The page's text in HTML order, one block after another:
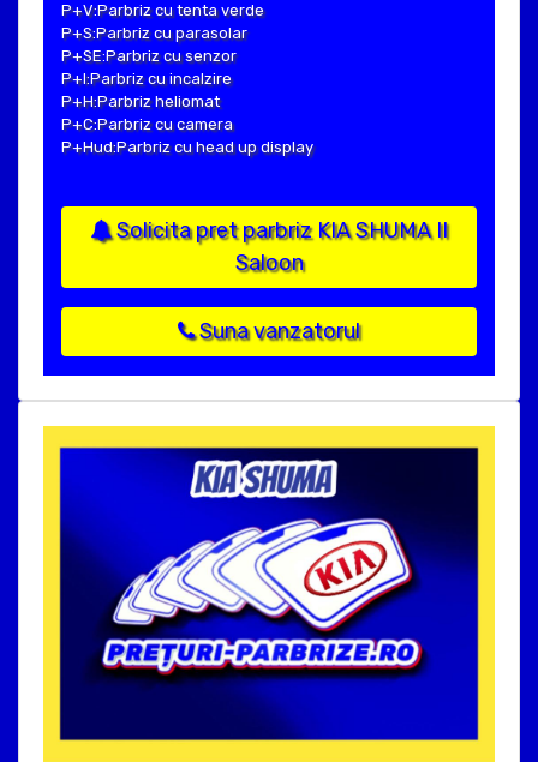
P+V:Parbriz cu tenta verde
P+S:Parbriz cu parasolar
P+SE:Parbriz cu senzor
P+I:Parbriz cu incalzire
P+H:Parbriz heliomat
P+C:Parbriz cu camera
P+Hud:Parbriz cu head up display
Solicita pret parbriz KIA SHUMA II
Saloon
Suna vanzatorul